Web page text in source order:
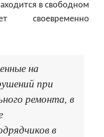
в свободном
на
при
ремонта, в
в